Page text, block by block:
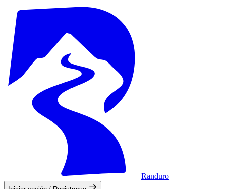
Randuro